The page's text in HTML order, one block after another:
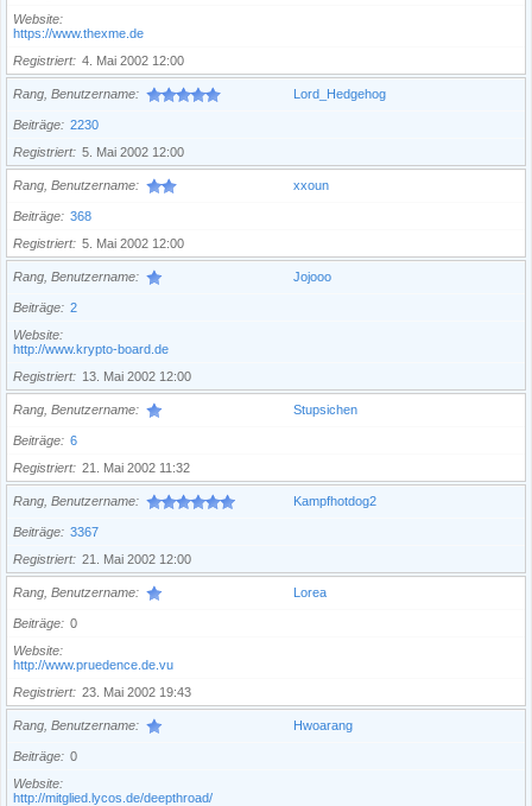
Website
https://www.thexme.de
Registriert
4. Mai 2002 12:00
Rang, Benutzername Lord_Hedgehog
Beiträge
2230
Registriert
5. Mai 2002 12:00
Rang, Benutzername xxoun
Beiträge
368
Registriert
5. Mai 2002 12:00
Rang, Benutzername Jojooo
Beiträge
2
Website
http://www.krypto-board.de
Registriert
13. Mai 2002 12:00
Rang, Benutzername Stupsichen
Beiträge
6
Registriert
21. Mai 2002 11:32
Rang, Benutzername Kampfhotdog2
Beiträge
3367
Registriert
21. Mai 2002 12:00
Rang, Benutzername Lorea
Beiträge
0
Website
http://www.pruedence.de.vu
Registriert
23. Mai 2002 19:43
Rang, Benutzername Hwoarang
Beiträge
0
Website
http://mitglied.lycos.de/deepthroad/